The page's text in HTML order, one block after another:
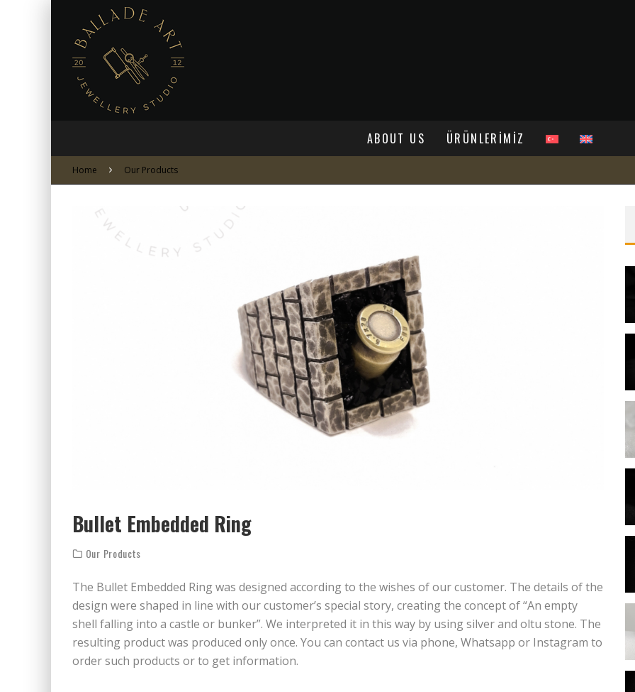
ABOUT US ÜRÜNLERİMİZ
Home Our Products
Bullet Embedded Ring
Our Products
The Bullet Embedded Ring was designed according to the wishes of our customer. The details of the
design were shaped in line with our customer’s special story, creating the concept of “An empty
shell falling into a castle or bunker”. We interpreted it in this way by using silver and oltu stone. The
resulting product was produced only once. You can contact us via phone, Whatsapp or Instagram to
order such products or to get information.